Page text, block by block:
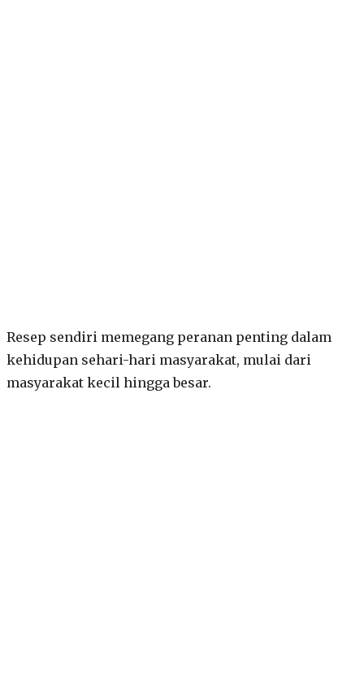
Resep sendiri memegang peranan penting dalam
kehidupan sehari-hari masyarakat, mulai dari
masyarakat kecil hingga besar.